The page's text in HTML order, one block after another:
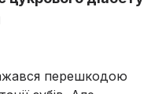
перешкодою